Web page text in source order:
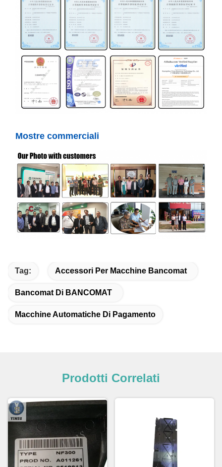
Mostre commerciali
Tag: Accessori Per Macchine Bancomat
Bancomat Di BANCOMAT
Macchine Automatiche Di Pagamento
Prodotti Correlati